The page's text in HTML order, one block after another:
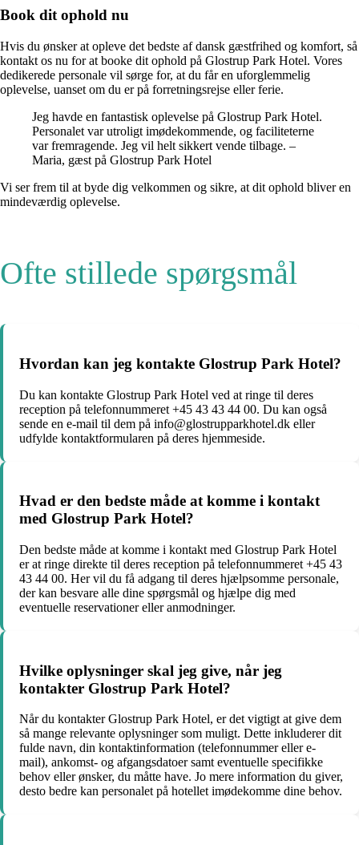
Book dit ophold nu
Hvis du ønsker at opleve det bedste af dansk gæstfrihed og komfort, så
kontakt os nu for at booke dit ophold på Glostrup Park Hotel. Vores
dedikerede personale vil sørge for, at du får en uforglemmelig
oplevelse, uanset om du er på forretningsrejse eller ferie.
Jeg havde en fantastisk oplevelse på Glostrup Park Hotel.
Personalet var utroligt imødekommende, og faciliteterne
var fremragende. Jeg vil helt sikkert vende tilbage. –
Maria, gæst på Glostrup Park Hotel
Vi ser frem til at byde dig velkommen og sikre, at dit ophold bliver en
mindeværdig oplevelse.
Ofte stillede spørgsmål
Hvordan kan jeg kontakte Glostrup Park Hotel?
Du kan kontakte Glostrup Park Hotel ved at ringe til deres
reception på telefonnummeret +45 43 43 44 00. Du kan også
sende en e-mail til dem på info@glostrupparkhotel.dk eller
udfylde kontaktformularen på deres hjemmeside.
Hvad er den bedste måde at komme i kontakt
med Glostrup Park Hotel?
Den bedste måde at komme i kontakt med Glostrup Park Hotel
er at ringe direkte til deres reception på telefonnummeret +45 43
43 44 00. Her vil du få adgang til deres hjælpsomme personale,
der kan besvare alle dine spørgsmål og hjælpe dig med
eventuelle reservationer eller anmodninger.
Hvilke oplysninger skal jeg give, når jeg
kontakter Glostrup Park Hotel?
Når du kontakter Glostrup Park Hotel, er det vigtigt at give dem
så mange relevante oplysninger som muligt. Dette inkluderer dit
fulde navn, din kontaktinformation (telefonnummer eller e-
mail), ankomst- og afgangsdatoer samt eventuelle specifikke
behov eller ønsker, du måtte have. Jo mere information du giver,
desto bedre kan personalet på hotellet imødekomme dine behov.